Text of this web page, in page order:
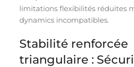
limitations flexibilités réduites
dynamics incompatibles.
Stabilité renforcée
triangulaire :